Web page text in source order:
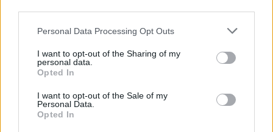
Please note that this website/app uses one or more Google
not limited to your visit or usage behaviour. You may click to
grant or deny consent to Google and its third-party tags to
use your data for below specified purposes in below Google
consent section.
Personal Data Processing Opt Outs
I want to opt-out of the Sharing of my
personal data.
Opted In
I want to opt-out of the Sale of my
Personal Data.
Opted In